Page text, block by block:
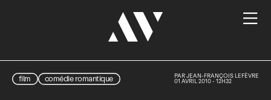

film comédie romantique PARJEAN-FRANÇOIS LEFÈVRE
01 AVRIL 2010 - 12H32